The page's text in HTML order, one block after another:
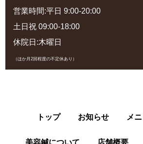
営業時間:平日 9:00-20:00
土日祝 09:00-18:00
休院日:木曜日
（ほか月2回程度の不定休あり）
トップ お知らせ メ
美容鍼について 店舗概要